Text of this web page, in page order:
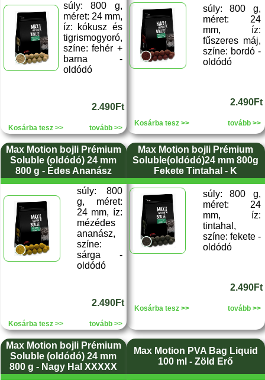
súly: 800 g,
méret: 24 mm,
íz: kókusz és
tigrismogyoró,
színe: fehér +
barna -
oldódó
2.490Ft
Kosárba tesz >> tovább >>
súly: 800 g,
méret: 24
mm, íz:
fűszeres máj,
színe: bordó -
oldódó
2.490Ft
Kosárba tesz >> tovább >>
Max Motion bojli Prémium
Soluble (oldódó) 24 mm
800 g - Édes Ananász
súly: 800
g, méret:
24 mm, íz:
mézédes
ananász,
színe:
sárga -
oldódó
2.490Ft
Kosárba tesz >> tovább >>
Max Motion bojli Prémium
Soluble(oldódó)24 mm 800g
Fekete Tintahal - K
súly: 800 g,
méret: 24
mm, íz:
tintahal,
színe: fekete -
oldódó
2.490Ft
Kosárba tesz >> tovább >>
Max Motion bojli Prémium
Soluble (oldódó) 24 mm
800 g - Nagy Hal XXXXX
Max Motion PVA Bag Liquid
100 ml - Zöld Erő